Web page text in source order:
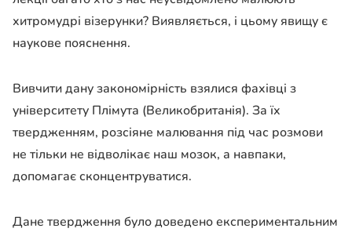
хитромудрі візерунки? Виявляється, і цьому явищу є
наукове пояснення.
Вивчити дану закономірність взялися фахівці з
університету Плімута (Великобританія). За їх
твердженням, розсіяне малювання під час розмови
не тільки не відволікає наш мозок, а навпаки,
допомагає сконцентруватися.
Дане твердження було доведено експериментальним